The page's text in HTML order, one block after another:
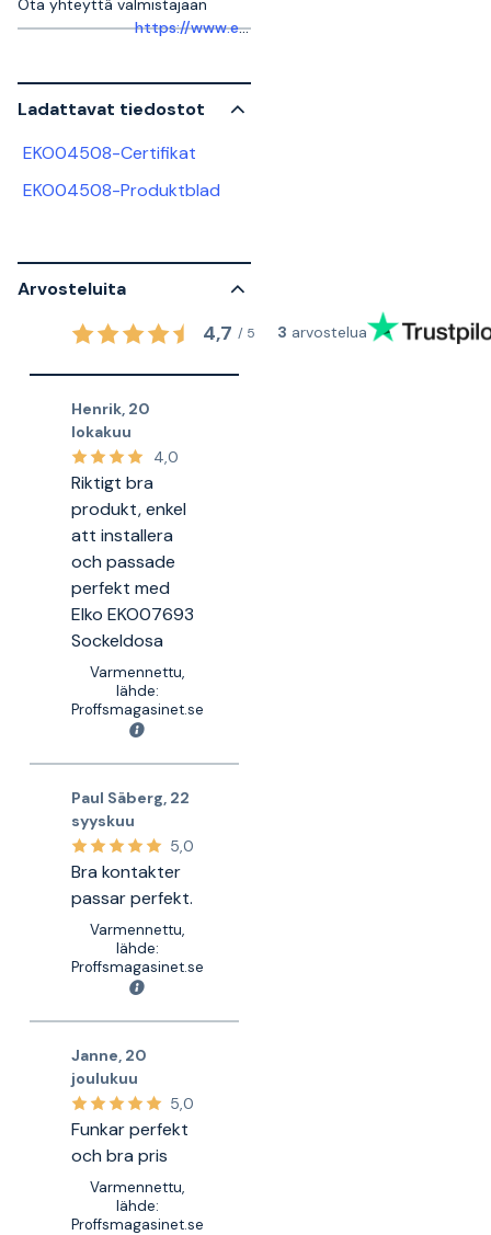
https://www.elko.se/support/
Ladattavat tiedostot
EKO04508-Certifikat
EKO04508-Produktblad
Arvosteluita
4,7 / 5 3 arvostelua
Henrik 20
lokakuu
4,0
Riktigt bra
produkt, enkel
att installera
och passade
perfekt med
Elko EKO07693
Sockeldosa
Varmennettu,
lähde:
Proffsmagasinet.se
Paul Säberg 22
syyskuu
5,0
Bra kontakter
passar perfekt.
Varmennettu,
lähde:
Proffsmagasinet.se
Janne 20
joulukuu
5,0
Funkar perfekt
och bra pris
Varmennettu,
lähde:
Proffsmagasinet.se